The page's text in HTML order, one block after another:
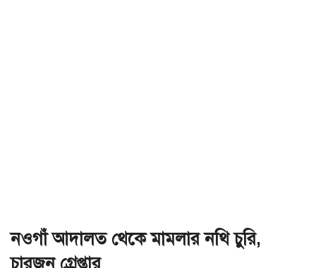
নওগাঁ আদালত থেকে মামলার নথি চুরি,
চারজন গ্রেপ্তার